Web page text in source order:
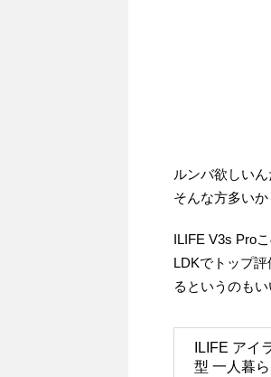
ルンバ欲しい
そんな方多いか
ILIFE V3s Pro
LDKでトップ
るというのもい
ILIFE アイ
型 一人暮